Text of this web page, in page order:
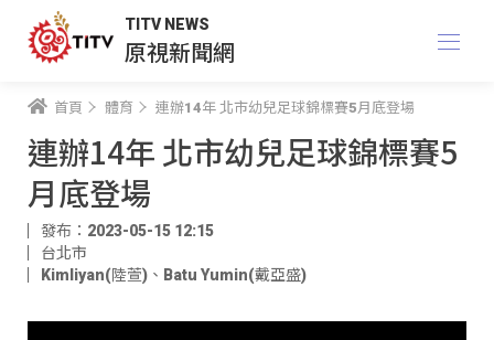
TITV NEWS
原視新聞網
首頁 體育 連辦14年 北市幼兒足球錦標賽5月底登場
連辦14年 北市幼兒足球錦標賽5
月底登場
發布：2023-05-15 12:15
台北市
Kimliyan(陸萱) 、 Batu Yumin(戴亞盛)